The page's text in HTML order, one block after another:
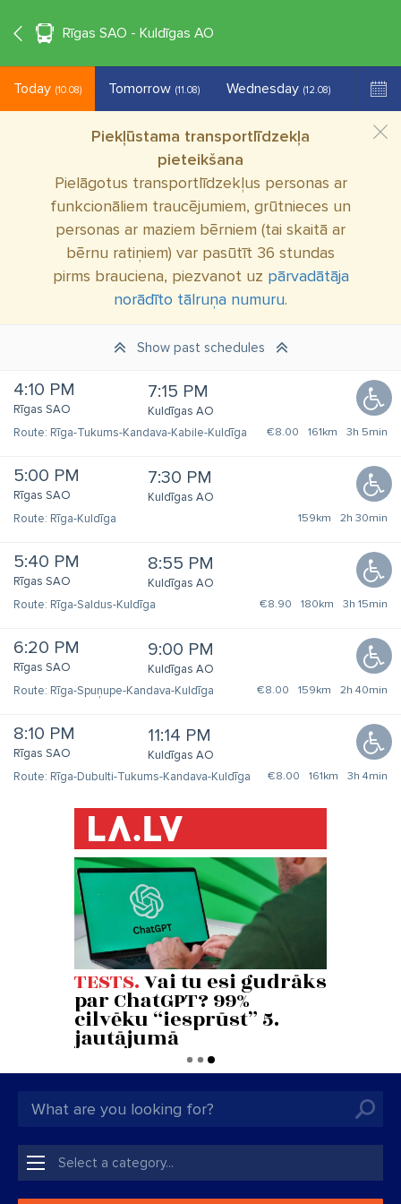
EN
Today (10.08) Tomorrow (11.08) Wednesday (12.08)
Piekļūstama transportlīdzekļa
pieteikšana
Pielāgotus transportlīdzekļus personas ar
funkcionāliem traucējumiem, grūtnieces un
personas ar maziem bērniem (tai skaitā ar
bērnu ratiņiem) var pasūtīt 36 stundas
pirms brauciena, piezvanot uz pārvadātāja
norādīto tālruņa numuru.
Rīgas SAO - Kuldīgas AO
Show past schedules
4:10 PM
Rīgas SAO
7:15 PM
Kuldīgas AO
Rīga-Tukums-Kandava-Kabile-Kuldīga
€8.00 161km 3h 5min
5:00 PM
Rīgas SAO
7:30 PM
Kuldīgas AO
Rīga-Kuldīga
159km 2h 30min
5:40 PM
Rīgas SAO
8:55 PM
Kuldīgas AO
Rīga-Saldus-Kuldīga
€8.90 180km 3h 15min
6:20 PM
Rīgas SAO
9:00 PM
Kuldīgas AO
Rīga-Spuņupe-Kandava-Kuldīga
€8.00 159km 2h 40min
8:10 PM
Rīgas SAO
11:14 PM
Kuldīgas AO
Rīga-Dubulti-Tukums-Kandava-Kuldīga
€8.00 161km 3h 4min